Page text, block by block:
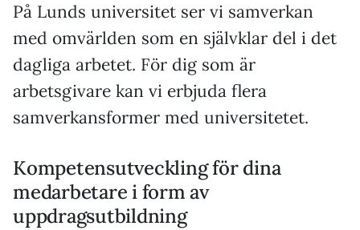
På Lunds universitet ser vi samverkan
med omvärlden som en självklar del i det
dagliga arbetet. För dig som är
arbetsgivare kan vi erbjuda flera
samverkansformer med universitetet.
Kompetensutveckling för dina
medarbetare i form av
uppdragsutbildning